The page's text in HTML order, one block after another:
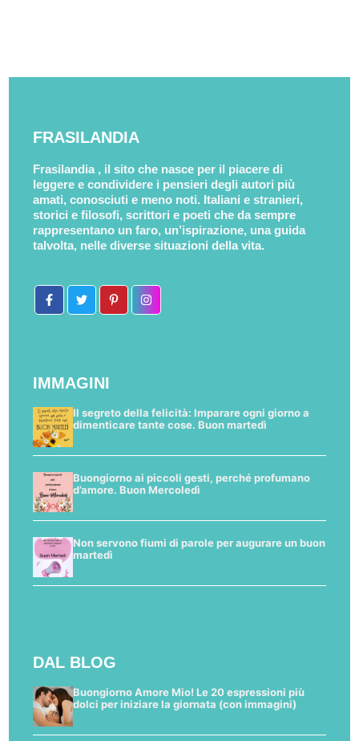
FRASILANDIA
Frasilandia , il sito che nasce per il piacere di
leggere e condividere i pensieri degli autori più
amati, conosciuti e meno noti. Italiani e stranieri,
storici e filosofi, scrittori e poeti che da sempre
rappresentano un faro, un’ispirazione, una guida
talvolta, nelle diverse situazioni della vita.
IMMAGINI
Il segreto della felicità: Imparare ogni giorno a
dimenticare tante cose. Buon martedì
Buongiorno ai piccoli gesti, perché profumano
d’amore. Buon Mercoledì
Non servono fiumi di parole per augurare un buon
martedì
DAL BLOG
Buongiorno Amore Mio! Le 20 espressioni più
dolci per iniziare la giornata (con immagini)